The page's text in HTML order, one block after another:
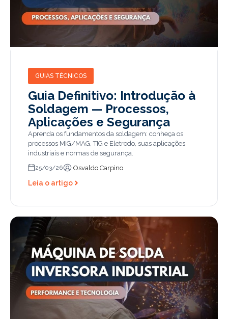
GUIAS TÉCNICOS
Guia Definitivo: Introdução à
Soldagem — Processos,
Aplicações e Segurança
Aprenda os fundamentos da soldagem: conheça os
processos MIG/MAG, TIG e Eletrodo, suas aplicações
industriais e normas de segurança.
25/03/26 Osvaldo Carpino
Leia o artigo